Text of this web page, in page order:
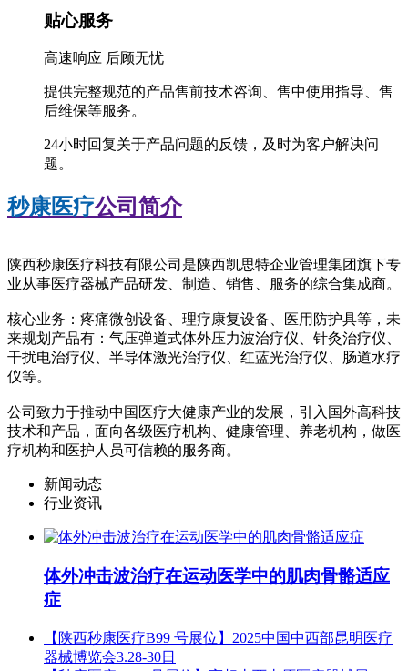
贴心服务
高速响应 后顾无忧
提供完整规范的产品售前技术咨询、售中使用指导、售
后维保等服务。
24小时回复关于产品问题的反馈，及时为客户解决问
题。
秒康医疗公司简介
陕西秒康医疗科技有限公司是陕西凯思特企业管理集团旗下专
业从事医疗器械产品研发、制造、销售、服务的综合集成商。
核心业务：疼痛微创设备、理疗康复设备、医用防护具等，未
来规划产品有：气压弹道式体外压力波治疗仪、针灸治疗仪、
干扰电治疗仪、半导体激光治疗仪、红蓝光治疗仪、肠道水疗
仪等。
公司致力于推动中国医疗大健康产业的发展，引入国外高科技
技术和产品，面向各级医疗机构、健康管理、养老机构，做医
疗机构和医护人员可信赖的服务商。
新闻动态
行业资讯
体外冲击波治疗在运动医学中的肌肉骨骼适应
症
【陕西秒康医疗B99 号展位】2025中国中西部昆明医疗
器械博览会3.28-30日